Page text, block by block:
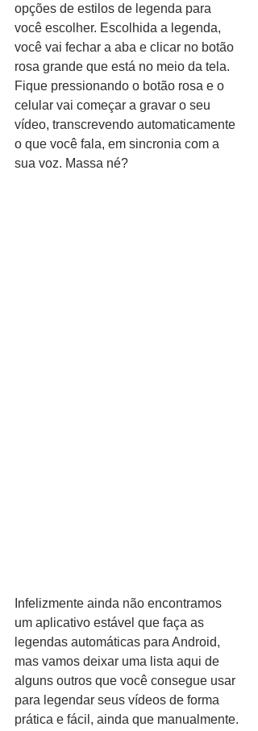
opções de estilos de legenda para
você escolher. Escolhida a legenda,
você vai fechar a aba e clicar no botão
rosa grande que está no meio da tela.
Fique pressionando o botão rosa e o
celular vai começar a gravar o seu
vídeo, transcrevendo automaticamente
o que você fala, em sincronia com a
sua voz. Massa né?
Infelizmente ainda não encontramos
um aplicativo estável que faça as
legendas automáticas para Android,
mas vamos deixar uma lista aqui de
alguns outros que você consegue usar
para legendar seus vídeos de forma
prática e fácil, ainda que manualmente.